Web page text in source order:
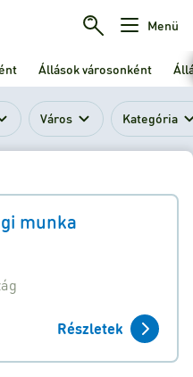
Menü
Állások városonként
Város Kategória
munka
Részletek